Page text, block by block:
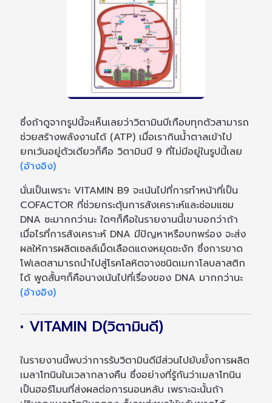
ซึ่งถ้าดูจากรูปนี้จะเห็นเลยว่าวิตามินบีเกือบทุกตัวสามารถ
ช่วยสร้างพลังงานได้ (ATP) เมื่อเรากินน้ำตาลเข้าไป
ยกเว้นอยู่ตัวเดียวก็คือ วิตามินบี 9 ที่ไม่มีอยู่ในรูปนี้เลย
(อ้างอิง)
นั่นเป็นเพราะ VITAMIN B9 จะเน้นไปที่การทำหน้าที่เป็น
COFACTOR ที่ช่วยกระตุ้นการสังเคราะห์และซ่อมแซม
DNA ซะมากกว่านะ ใดๆก็คือในรายงานนี้เขาบอกว่าถ้า
เมื่อไรที่การสังเคราะห์ DNA มีปัญหาหรือบกพร่อง จะส่ง
ผลให้การผลิตเซลล์เม็ดเลือดแดงหยุดชะงัก ซึ่งการขาด
โฟเลตสามารถนำไปสู่โรคโลหิตจางชนิดเมกาโลบลาสติก
ได้ พูดสั้นๆก็คือนางเน้นไปที่เรื่องของ DNA มากกว่านะ
(อ้างอิง)
• VITAMIN D(วิตามินดี)
ในรายงานนี้พบว่าการรับวิตามินดีมีส่วนไปยับยั้งการผลิต
เมลาโทนินในเวลากลางคืน ซึ่งอย่างที่รู้กันว่าเมลาโทนิน
เป็นฮอร์โมนที่ส่งผลต่อการนอนหลับ เพราะฉะนั้นถ้า